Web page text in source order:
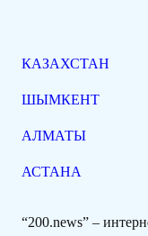
КАЗАХСТАН
ШЫМКЕНТ
АЛМАТЫ
АСТАНА
“200.news” –